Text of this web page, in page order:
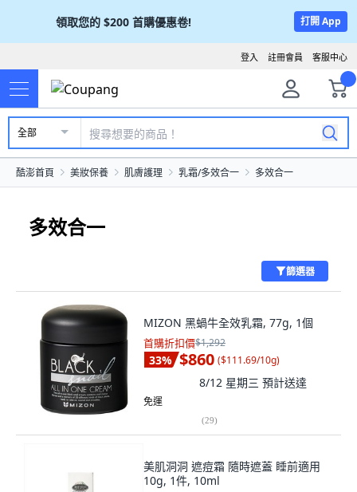
領取您的 $200 首購優惠卷! 打開 App
客服中心
註冊會員
登入
全部
酷澎首頁 美妝保養 肌膚護理 乳霜/多效合一 多效合一
多效合一
篩選器
MIZON 黑蝸牛全效乳霜, 77g, 1個
首購折扣價$1,292
33% $860 ($111.69/10g)
8/12 星期三 預計送達
免運
(29)
美肌洞洞 遮痘霜 隨時遮蓋 睡前適用
10g, 1件, 10ml